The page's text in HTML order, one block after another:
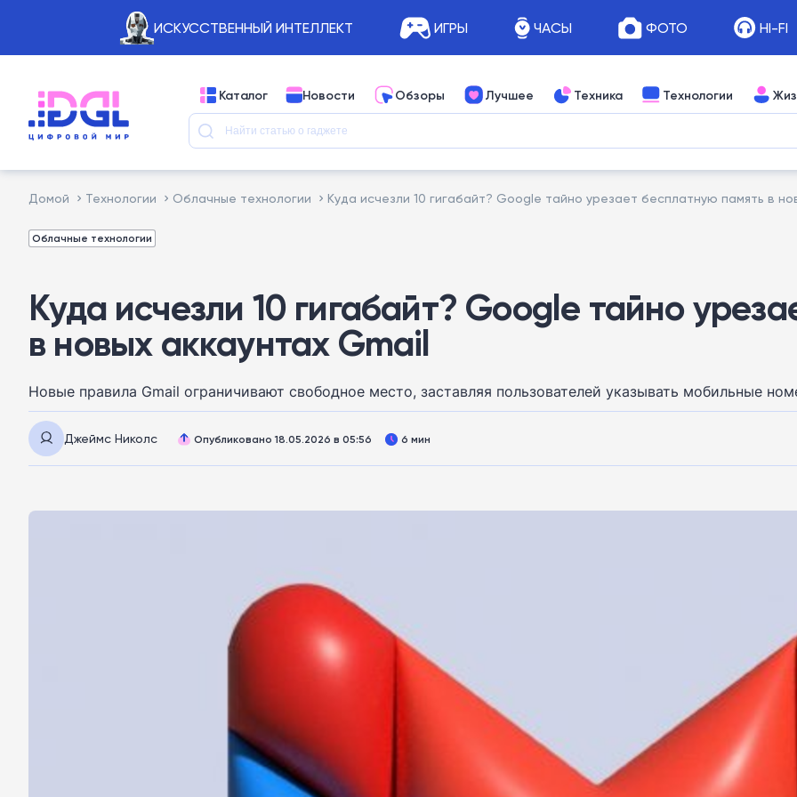
ИСКУССТВЕННЫЙ ИНТЕЛЛЕКТ ИГРЫ ЧАСЫ ФОТО HI-FI
Каталог Новости Обзоры Лучшее Техника Технологии
Домой Технологии Облачные технологии Куда исчезли 10 гигабайт? Google тайно урезает бесплатную память в
Облачные технологии
Куда исчезли 10 гигабайт? Google тайно
в новых аккаунтах Gmail
Новые правила Gmail ограничивают свободное место, заставляя пользователей указывать мобильные
Джеймс Николс Опубликовано 18.05.2026 в 05:56 6 мин